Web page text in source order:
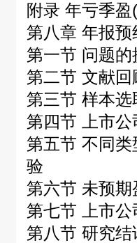
附录 年亏季
第八章 年报
第一节 问题的
第二节 文献回
第三节 样本
第四节 上市
第五节 不同
验
第六节 未预
第七节 上市
第八节 研究结